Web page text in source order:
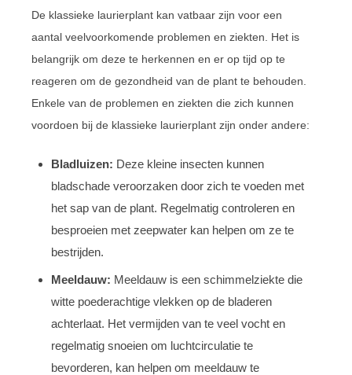
De klassieke laurierplant kan vatbaar zijn voor een
aantal veelvoorkomende problemen en ziekten. Het is
belangrijk om deze te herkennen en er op tijd op te
reageren om de gezondheid van de plant te behouden.
Enkele van de problemen en ziekten die zich kunnen
voordoen bij de klassieke laurierplant zijn onder andere:
Bladluizen: Deze kleine insecten kunnen
bladschade veroorzaken door zich te voeden met
het sap van de plant. Regelmatig controleren en
besproeien met zeepwater kan helpen om ze te
bestrijden.
Meeldauw: Meeldauw is een schimmelziekte die
witte poederachtige vlekken op de bladeren
achterlaat. Het vermijden van te veel vocht en
regelmatig snoeien om luchtcirculatie te
bevorderen, kan helpen om meeldauw te